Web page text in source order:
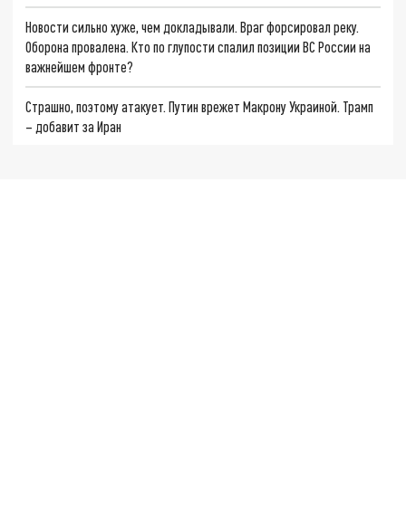
Новости сильно хуже, чем докладывали. Враг форсировал реку.
Оборона провалена. Кто по глупости спалил позиции ВС России на
важнейшем фронте?
Страшно, поэтому атакует. Путин врежет Макрону Украиной. Трамп
– добавит за Иран